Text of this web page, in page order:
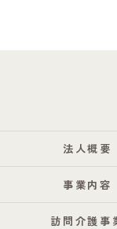
法人概要
事業内容
訪問介護事